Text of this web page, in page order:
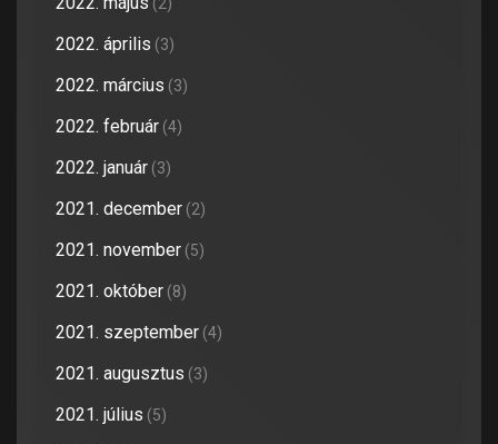
(2)
2022. április (3)
2022. március (3)
2022. február (4)
2022. január (3)
2021. december (2)
2021. november (5)
2021. október (8)
2021. szeptember (4)
2021. augusztus (3)
2021. július (5)